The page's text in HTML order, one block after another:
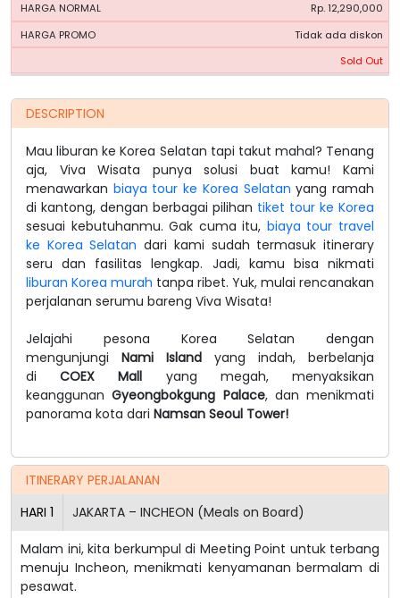
Rp. 12,290,000
Tidak ada diskon
Sold Out
DESCRIPTION
Mau liburan ke Korea Selatan tapi takut mahal? Tenang
aja, Viva Wisata punya solusi buat kamu! Kami
menawarkan biaya tour ke Korea Selatan yang ramah
di kantong, dengan berbagai pilihan tiket tour ke Korea
sesuai kebutuhanmu. Gak cuma itu, biaya tour travel
ke Korea Selatan dari kami sudah termasuk itinerary
seru dan fasilitas lengkap. Jadi, kamu bisa nikmati
liburan Korea murah tanpa ribet. Yuk, mulai rencanakan
perjalanan serumu bareng Viva Wisata!
Jelajahi pesona Korea Selatan dengan
mengunjungi Nami Island yang indah, berbelanja
diCOEX Mall yang megah, menyaksikan
keanggunanGyeongbokgung Palace, dan menikmati
panorama kota dari Namsan Seoul Tower!
ITINERARY PERJALANAN
HARI 1 JAKARTA – INCHEON (Meals on Board)
Malam ini, kita berkumpul di Meeting Point untuk terbang
menuju Incheon, menikmati kenyamanan bermalam di
pesawat.